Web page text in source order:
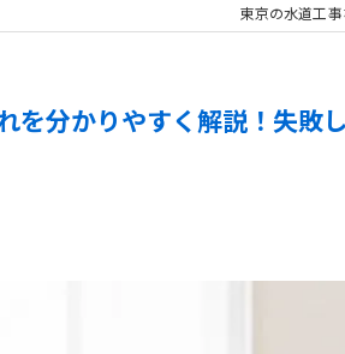
東京の水道工
を分かりやすく解説！失敗